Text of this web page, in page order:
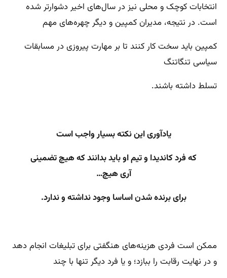
انتخابات کوچک و محلی نیز در سال‌های اخیر دشوارتر شده
است. در نتیجه، مدیران کمپین و دیگر چهره‌های مهم
کمپین باید سخت کار کنند تا بر مهارت پیروزی در مسابقات
سیاسی تنگاتنگ
تسلط داشته باشند.
یادآوری این نکته بسیار واجب است
که فرد کاندیدا و تیم او باید بدانند که هیچ تضمینی
آری هیچ…
برای برنده شدن اساسا وجود نداشته و ندارد.
ممکن است فردی هزینه‌های هنگفتی برای تبلیغات انجام دهد
و در نهایت رقابت را ببازد؛ و یا فرد دیگر تنها با چند